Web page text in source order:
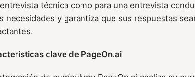
técnica como para una entrevista
necesidades y garantiza que sus respuestas
clave de PageOn.ai